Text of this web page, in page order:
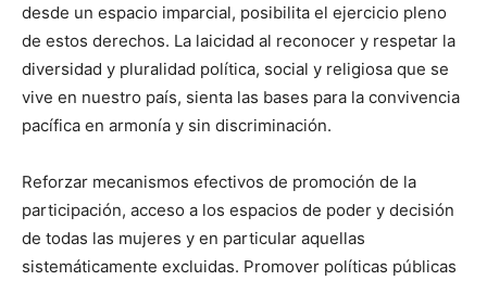
desde un espacio imparcial, posibilita el ejercicio pleno
de estos derechos. La laicidad al reconocer y respetar la
diversidad y pluralidad política, social y religiosa que se
vive en nuestro país, sienta las bases para la convivencia
pacífica en armonía y sin discriminación.
Reforzar mecanismos efectivos de promoción de la
participación, acceso a los espacios de poder y decisión
de todas las mujeres y en particular aquellas
sistemáticamente excluidas. Promover políticas públicas